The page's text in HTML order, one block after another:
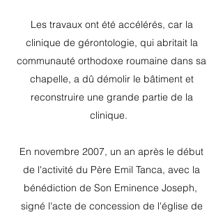
Les travaux ont été accélérés, car la
clinique de gérontologie, qui abritait la
communauté orthodoxe roumaine dans sa
chapelle, a dû démolir le bâtiment et
reconstruire une grande partie de la
clinique.
En novembre 2007, un an après le début
de l'activité du Père Emil Tanca, avec la
bénédiction de Son Eminence Joseph,
signé l'acte de concession de l'église de